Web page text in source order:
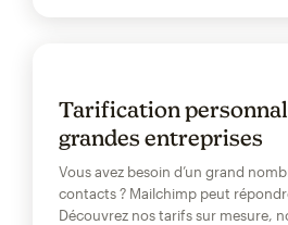
Tarification
grandes entreprises
Vous avez besoin d’un grand
contacts ? Mailchimp peut
Découvrez nos tarifs sur mesure,